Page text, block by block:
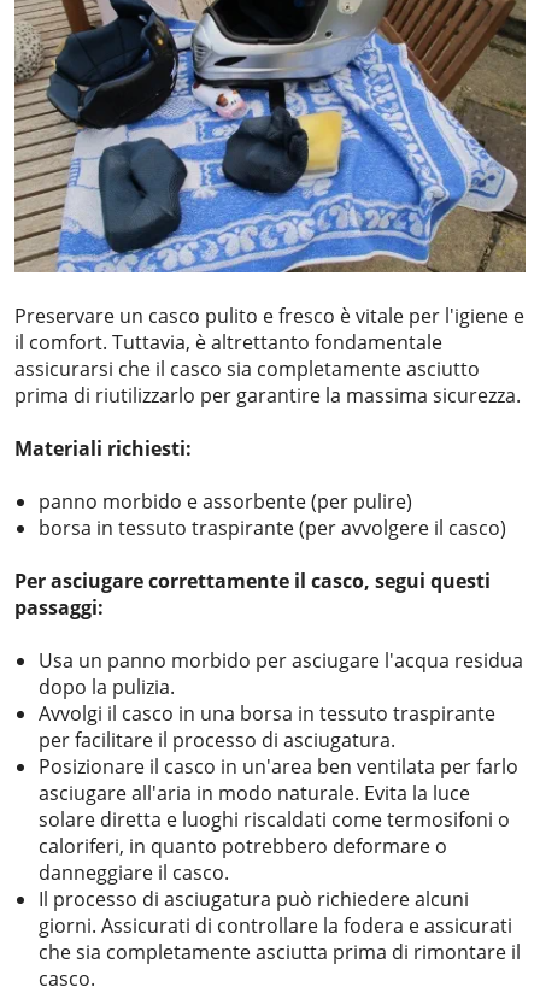
Preservare un casco pulito e fresco è vitale per l'igiene e
il comfort. Tuttavia, è altrettanto fondamentale
assicurarsi che il casco sia completamente asciutto
prima di riutilizzarlo per garantire la massima sicurezza.
Materiali richiesti:
panno morbido e assorbente (per pulire)
borsa in tessuto traspirante (per avvolgere il casco)
Per asciugare correttamente il casco, segui questi
passaggi:
Usa un panno morbido per asciugare l'acqua residua
dopo la pulizia.
Avvolgi il casco in una borsa in tessuto traspirante
per facilitare il processo di asciugatura.
Posizionare il casco in un'area ben ventilata per farlo
asciugare all'aria in modo naturale. Evita la luce
solare diretta e luoghi riscaldati come termosifoni o
caloriferi, in quanto potrebbero deformare o
danneggiare il casco.
Il processo di asciugatura può richiedere alcuni
giorni. Assicurati di controllare la fodera e assicurati
che sia completamente asciutta prima di rimontare il
casco.